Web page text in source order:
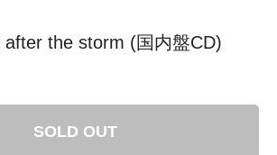
after the storm (国内盤CD)
SOLD OUT